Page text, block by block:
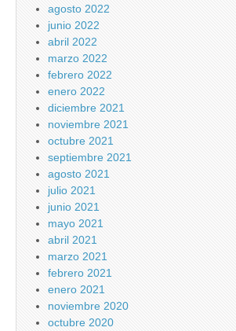
agosto 2022
junio 2022
abril 2022
marzo 2022
febrero 2022
enero 2022
diciembre 2021
noviembre 2021
octubre 2021
septiembre 2021
agosto 2021
julio 2021
junio 2021
mayo 2021
abril 2021
marzo 2021
febrero 2021
enero 2021
noviembre 2020
octubre 2020